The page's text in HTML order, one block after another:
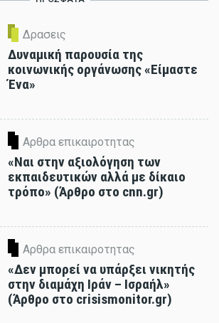
Δρασεις
Δυναμική παρουσία της
κοινωνικής οργάνωσης «Είμαστε
Ένα»
Αρθρα επικαιροτητας
«Ναι στην αξιολόγηση των
εκπαιδευτικών αλλά με δίκαιο
τρόπο» (Άρθρο στο cnn.gr)
Αρθρα επικαιροτητας
«Δεν μπορεί να υπάρξει νικητής
στην διαμάχη Ιράν – Ισραήλ»
(Άρθρο στο crisismonitor.gr)